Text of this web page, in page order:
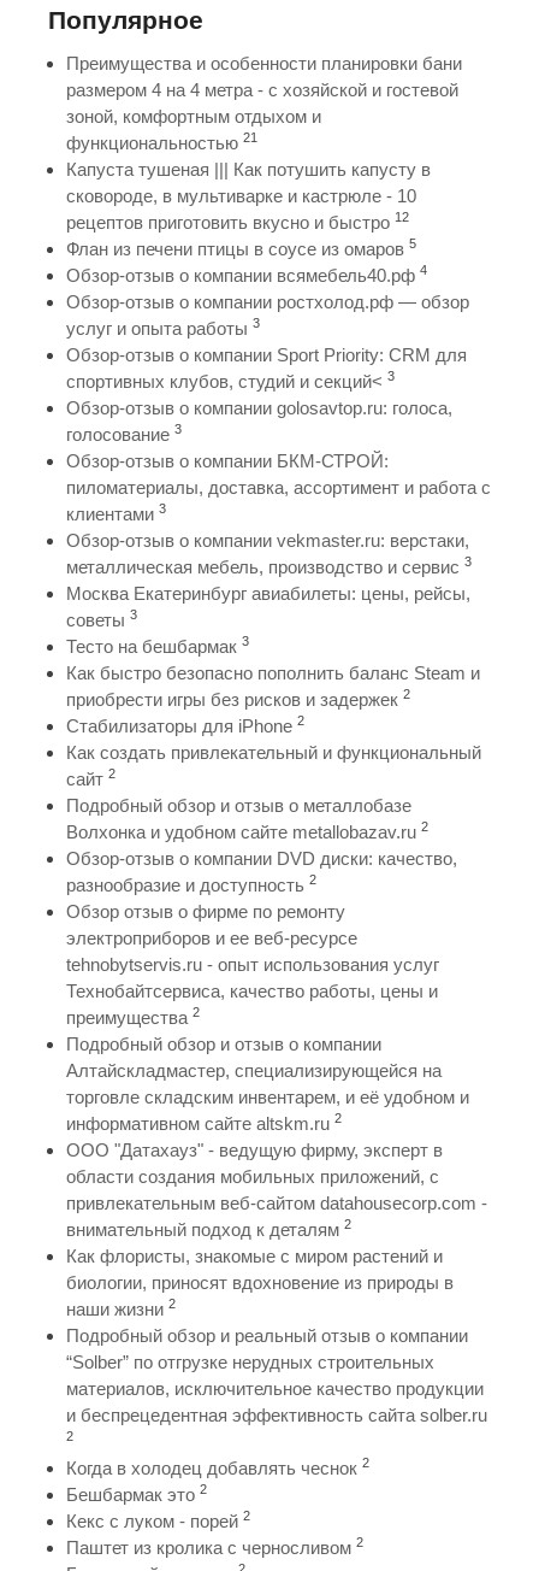
Популярное
Преимущества и особенности планировки бани
размером 4 на 4 метра - с хозяйской и гостевой
зоной, комфортным отдыхом и
функциональностью 21
Капуста тушеная ||| Как потушить капусту в
сковороде, в мультиварке и кастрюле - 10
рецептов приготовить вкусно и быстро 12
Флан из печени птицы в соусе из омаров 5
Обзор-отзыв о компании всямебель40.рф 4
Обзор-отзыв о компании ростхолод.рф — обзор
услуг и опыта работы 3
Обзор-отзыв о компании Sport Priority: CRM для
спортивных клубов, студий и секций< 3
Обзор-отзыв о компании golosavtop.ru: голоса,
голосование 3
Обзор-отзыв о компании БКМ-СТРОЙ:
пиломатериалы, доставка, ассортимент и работа с
клиентами 3
Обзор-отзыв о компании vekmaster.ru: верстаки,
металлическая мебель, производство и сервис 3
Москва Екатеринбург авиабилеты: цены, рейсы,
советы 3
Тесто на бешбармак 3
Как быстро безопасно пополнить баланс Steam и
приобрести игры без рисков и задержек 2
Стабилизаторы для iPhone 2
Как создать привлекательный и функциональный
сайт 2
Подробный обзор и отзыв о металлобазе
Волхонка и удобном сайте metallobazav.ru 2
Обзор-отзыв о компании DVD диски: качество,
разнообразие и доступность 2
Обзор отзыв о фирме по ремонту
электроприборов и ее веб-ресурсе
tehnobytservis.ru - опыт использования услуг
Технобайтсервиса, качество работы, цены и
преимущества 2
Подробный обзор и отзыв о компании
Алтайскладмастер, специализирующейся на
торговле складским инвентарем, и её удобном и
информативном сайте altskm.ru 2
ООО "Датахауз" - ведущую фирму, эксперт в
области создания мобильных приложений, с
привлекательным веб-сайтом datahousecorp.com -
внимательный подход к деталям 2
Как флористы, знакомые с миром растений и
биологии, приносят вдохновение из природы в
наши жизни 2
Подробный обзор и реальный отзыв о компании
“Solber” по отгрузке нерудных строительных
материалов, исключительное качество продукции
и беспрецедентная эффективность сайта solber.ru
2
Когда в холодец добавлять чеснок 2
Бешбармак это 2
Кекс с луком - порей 2
Паштет из кролика с черносливом 2